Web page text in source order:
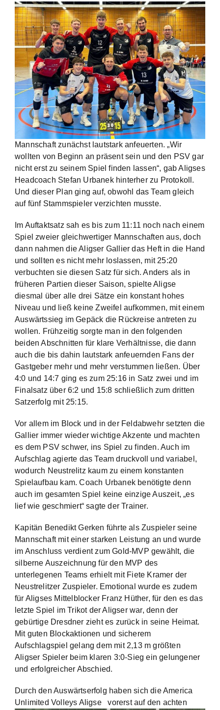
Mannschaft zunächst lautstark anfeuerten. „Wir
wollten von Beginn an präsent sein und den PSV gar
nicht erst zu seinem Spiel finden lassen“, gab Aligses
Headcoach Stefan Urbanek hinterher zu Protokoll.
Und dieser Plan ging auf, obwohl das Team gleich
auf fünf Stammspieler verzichten musste.
Im Auftaktsatz sah es bis zum 11:11 noch nach einem
Spiel zweier gleichwertiger Mannschaften aus, doch
dann nahmen die Aligser Gallier das Heft in die Hand
und sollten es nicht mehr loslassen, mit 25:20
verbuchten sie diesen Satz für sich. Anders als in
früheren Partien dieser Saison, spielte Aligse
diesmal über alle drei Sätze ein konstant hohes
Niveau und ließ keine Zweifel aufkommen, mit einem
Auswärtssieg im Gepäck die Rückreise antreten zu
wollen. Frühzeitig sorgte man in den folgenden
beiden Abschnitten für klare Verhältnisse, die dann
auch die bis dahin lautstark anfeuernden Fans der
Gastgeber mehr und mehr verstummen ließen. Über
4:0 und 14:7 ging es zum 25:16 in Satz zwei und im
Finalsatz über 6:2 und 15:8 schließlich zum dritten
Satzerfolg mit 25:15.
Vor allem im Block und in der Feldabwehr setzten die
Gallier immer wieder wichtige Akzente und machten
es dem PSV schwer, ins Spiel zu finden. Auch im
Aufschlag agierte das Team druckvoll und variabel,
wodurch Neustrelitz kaum zu einem konstanten
Spielaufbau kam. Coach Urbanek benötigte denn
auch im gesamten Spiel keine einzige Auszeit, „es
lief wie geschmiert“ sagte der Trainer.
Kapitän Benedikt Gerken führte als Zuspieler seine
Mannschaft mit einer starken Leistung an und wurde
im Anschluss verdient zum Gold-MVP gewählt, die
silberne Auszeichnung für den MVP des
unterlegenen Teams erhielt mit Fiete Kramer der
Neustrelitzer Zuspieler. Emotional wurde es zudem
für Aligses Mittelblocker Franz Hüther, für den es das
letzte Spiel im Trikot der Aligser war, denn der
gebürtige Dresdner zieht es zurück in seine Heimat.
Mit guten Blockaktionen und sicherem
Aufschlagspiel gelang dem mit 2,13 m größten
Aligser Spieler beim klaren 3:0-Sieg ein gelungener
und erfolgreicher Abschied.
Durch den Auswärtserfolg haben sich die America
Unlimited Volleys Aligse
vorerst auf den achten